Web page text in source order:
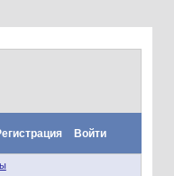
Войти